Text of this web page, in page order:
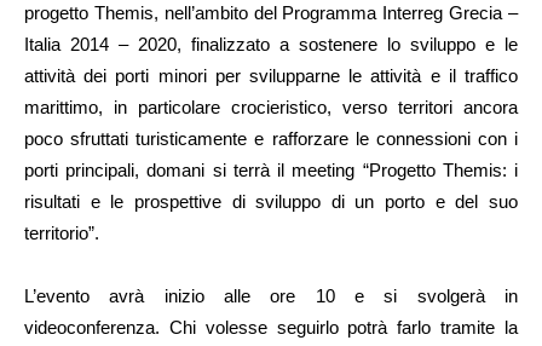
progetto Themis, nell’ambito del Programma Interreg Grecia –
Italia 2014 – 2020, finalizzato a sostenere lo sviluppo e le
attività dei porti minori per svilupparne le attività e il traffico
marittimo, in particolare crocieristico, verso territori ancora
poco sfruttati turisticamente e rafforzare le connessioni con i
porti principali, domani si terrà il meeting “Progetto Themis: i
risultati e le prospettive di sviluppo di un porto e del suo
territorio”.
L’evento avrà inizio alle ore 10 e si svolgerà in
videoconferenza. Chi volesse seguirlo potrà farlo tramite la